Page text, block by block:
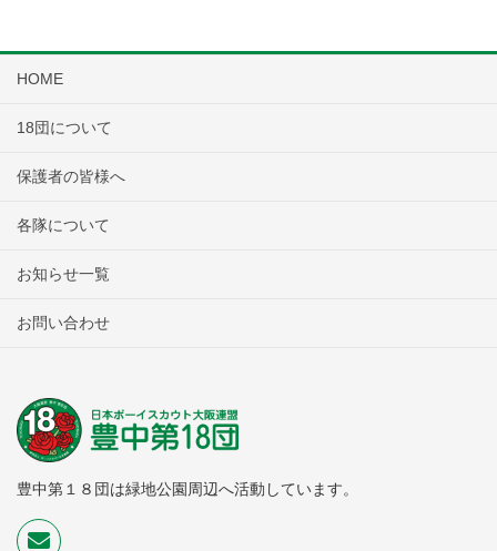
HOME
18団について
保護者の皆様へ
各隊について
お知らせ一覧
お問い合わせ
豊中第１８団は緑地公園周辺へ活動しています。